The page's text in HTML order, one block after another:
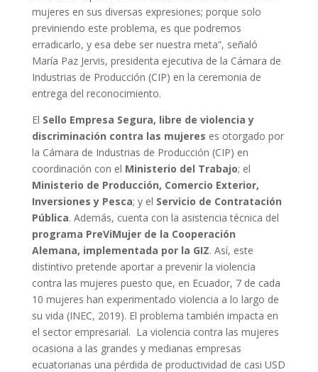
mujeres en sus diversas expresiones; porque solo
previniendo este problema, es que podremos
erradicarlo, y esa debe ser nuestra meta”, señaló
María Paz Jervis, presidenta ejecutiva de la Cámara de
Industrias de Producción (CIP) en la ceremonia de
entrega del reconocimiento.
El Sello Empresa Segura, libre de violencia y
discriminación contra las mujeres es otorgado por
la Cámara de Industrias de Producción (CIP) en
coordinación con el Ministerio del Trabajo; el
Ministerio de Producción, Comercio Exterior,
Inversiones y Pesca; y el Servicio de Contratación
Pública. Además, cuenta con la asistencia técnica del
programa PreViMujer de la Cooperación
Alemana, implementada por la GIZ. Así, este
distintivo pretende aportar a prevenir la violencia
contra las mujeres puesto que, en Ecuador, 7 de cada
10 mujeres han experimentado violencia a lo largo de
su vida (INEC, 2019). El problema también impacta en
el sector empresarial. La violencia contra las mujeres
ocasiona a las grandes y medianas empresas
ecuatorianas una pérdida de productividad de casi USD